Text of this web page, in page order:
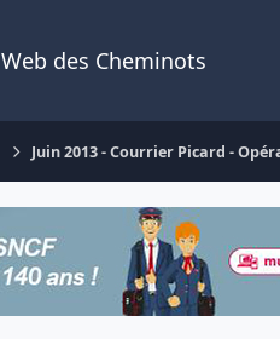
des Cheminots
Juin 2013 - Courrier Picard -